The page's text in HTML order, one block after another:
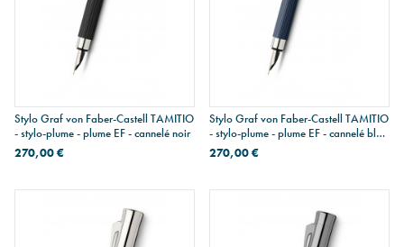
Stylo Graf von Faber-Castell TAMITIO
- stylo-plume - plume EF - cannelé noir
270,00 €
Stylo Graf von Faber-Castell TAMITIO
- stylo-plume - plume EF - cannelé bleu
nuit
270,00 €